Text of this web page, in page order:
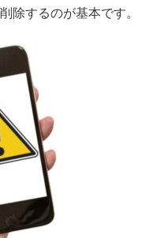
除するのが基本です。